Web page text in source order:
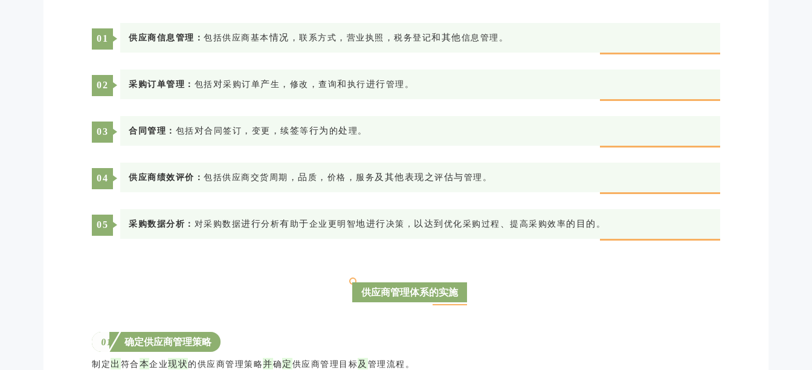
01 供应商信息管理： 包括供应商基本情况 ， 联系方式 ， 营业执照 ， 税务登记和其他信息管理。
02 采购订单管理： 包括 对采购订单产生 ， 修改 ， 查询和 执行进行管理。
03 合同管理： 包括 对合同签订 ， 变更 ， 续签等行为 的处 理。
04 供应商绩效评价： 包括供应商交货周期 ， 品 质 ， 价格 ， 服务 及 其他表现之 评估与管理。
05 采购数据分析： 对采购数据进行分析有助于企业更明智地进行决策， 以 达到 优化采购过程 提高采购效率的 目 的 。
供应商管理体系的实施
01 确定供应商管理策略
制定 出 符合 本企业现状 的供应商管理策略并确 定 供应商管理目标及 管理流程。